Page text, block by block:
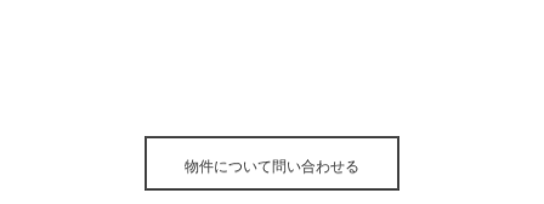
物件について問い合わせる